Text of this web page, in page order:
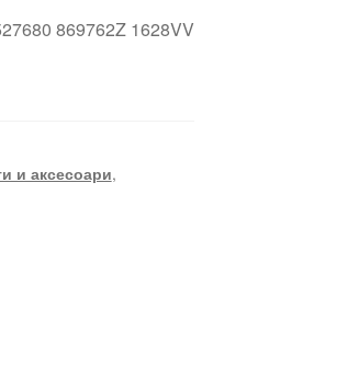
869762Z 1628VV
и аксесоари,